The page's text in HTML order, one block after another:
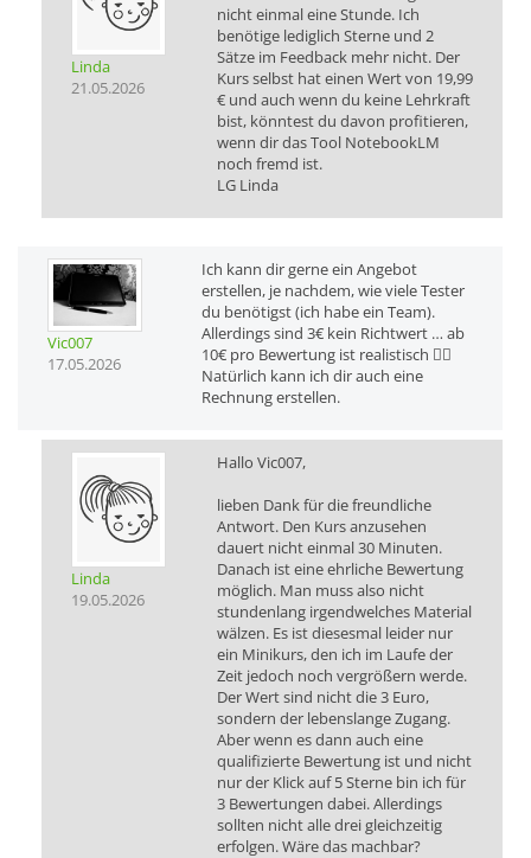
Linda
21.05.2026
nicht einmal eine Stunde. Ich
benötige lediglich Sterne und 2
Sätze im Feedback mehr nicht. Der
Kurs selbst hat einen Wert von 19,99
€ und auch wenn du keine Lehrkraft
bist, könntest du davon profitieren,
wenn dir das Tool NotebookLM
noch fremd ist.
LG Linda
Vic007
17.05.2026
Ich kann dir gerne ein Angebot
erstellen, je nachdem, wie viele Tester
du benötigst (ich habe ein Team).
Allerdings sind 3€ kein Richtwert … ab
10€ pro Bewertung ist realistisch 👍🏽
Natürlich kann ich dir auch eine
Rechnung erstellen.
Linda
19.05.2026
Hallo Vic007,
lieben Dank für die freundliche
Antwort. Den Kurs anzusehen
dauert nicht einmal 30 Minuten.
Danach ist eine ehrliche Bewertung
möglich. Man muss also nicht
stundenlang irgendwelches Material
wälzen. Es ist diesesmal leider nur
ein Minikurs, den ich im Laufe der
Zeit jedoch noch vergrößern werde.
Der Wert sind nicht die 3 Euro,
sondern der lebenslange Zugang.
Aber wenn es dann auch eine
qualifizierte Bewertung ist und nicht
nur der Klick auf 5 Sterne bin ich für
3 Bewertungen dabei. Allerdings
sollten nicht alle drei gleichzeitig
erfolgen. Wäre das machbar?